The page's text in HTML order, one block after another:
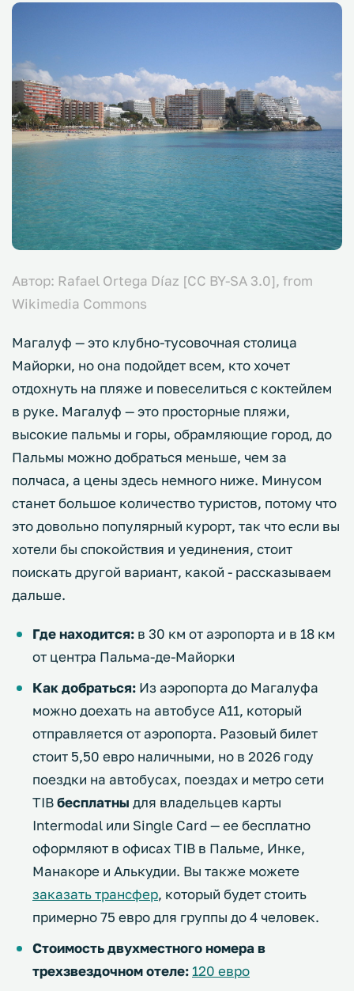
Автор: Rafael Ortega Díaz [CC BY-SA 3.0], from
Wikimedia Commons
Магалуф — это клубно-тусовочная столица
Майорки, но она подойдет всем, кто хочет
отдохнуть на пляже и повеселиться с коктейлем
в руке. Магалуф — это просторные пляжи,
высокие пальмы и горы, обрамляющие город, до
Пальмы можно добраться меньше, чем за
полчаса, а цены здесь немного ниже. Минусом
станет большое количество туристов, потому что
это довольно популярный курорт, так что если вы
хотели бы спокойствия и уединения, стоит
поискать другой вариант, какой - рассказываем
дальше.
Где находится: в 30 км от аэропорта и в 18 км
от центра Пальма-де-Майорки
Как добраться: Из аэропорта до Магалуфа
можно доехать на автобусе A11, который
отправляется от аэропорта. Разовый билет
стоит 5,50 евро наличными, но в 2026 году
поездки на автобусах, поездах и метро сети
TIBбесплатны для владельцев карты
Intermodal или Single Card — ее бесплатно
оформляют в офисах TIB в Пальме, Инке,
Манакоре и Алькудии. Вы также можете
заказать трансфер, который будет стоить
примерно 75 евро для группы до 4 человек.
Стоимость двухместного номера в
трехзвездочном отеле: 120 евро